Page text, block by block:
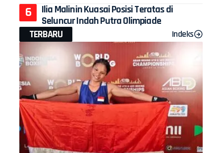
Ilia Malinin Kuasai Posisi Teratas di
Seluncur Indah Putra Olimpiade
TERBARU
Indeks